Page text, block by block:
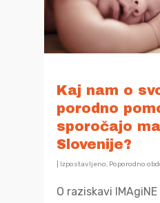
Kaj nam o
porodno
sporočajo
Slovenije?
Izpostavljeno, Poporodno
O raziskavi